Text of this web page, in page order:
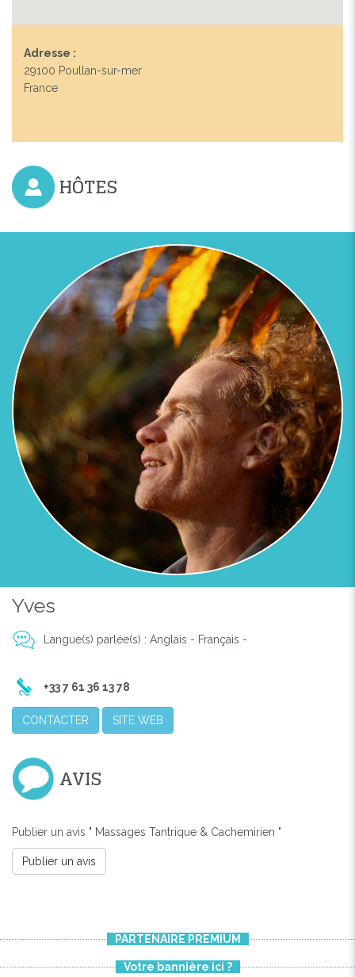
Previous
Adresse :
29100 Poullan-sur-mer
France
HÔTES
Yves
Langue(s) parlée(s) : Anglais - Français -
+33 7 61 36 13 78
CONTACTER SITE WEB
AVIS
Publier un avis " Massages Tantrique & Cachemirien "
Publier un avis
PARTENAIRE PREMIUM
Votre bannière ici ?